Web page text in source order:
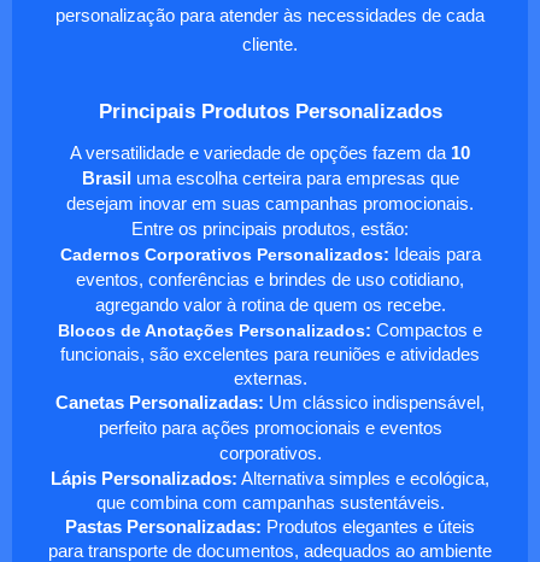
personalização para atender às necessidades de cada
cliente.
Principais Produtos Personalizados
A versatilidade e variedade de opções fazem da 10
Brasil uma escolha certeira para empresas que
desejam inovar em suas campanhas promocionais.
Entre os principais produtos, estão:
Cadernos Corporativos Personalizados: Ideais para
eventos, conferências e brindes de uso cotidiano,
agregando valor à rotina de quem os recebe.
Blocos de Anotações Personalizados: Compactos e
funcionais, são excelentes para reuniões e atividades
externas.
Canetas Personalizadas: Um clássico indispensável,
perfeito para ações promocionais e eventos
corporativos.
Lápis Personalizados: Alternativa simples e ecológica,
que combina com campanhas sustentáveis.
Pastas Personalizadas: Produtos elegantes e úteis
para transporte de documentos, adequados ao ambiente